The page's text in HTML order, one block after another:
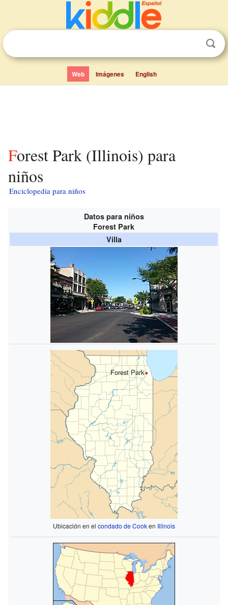
Web Imágenes English
Forest Park (Illinois) para
niños
Enciclopedia para niños
Datos para niños
Forest Park
Villa
Forest Park
Ubicación en el condado de Cooken Illinois